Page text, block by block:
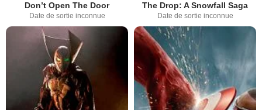
Don’t Open The Door
Date de sortie inconnue
The Drop: A Snowfall Saga
Date de sortie inconnue